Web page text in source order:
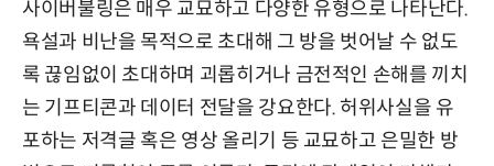
사이버불링은 매우 교묘하고 다양한 유형으로 나타난다.
욕설과 비난을 목적으로 초대해 그 방을 벗어날 수 없도
록 끊임없이 초대하며 괴롭히거나 금전적인 손해를 끼치
는 기프티콘과 데이터 전달을 강요한다. 허위사실을 유
포하는 저격글 혹은 영상 올리기 등 교묘하고 은밀한 방